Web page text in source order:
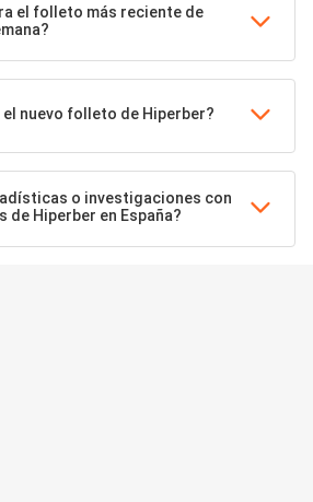
el folleto más reciente de
el nuevo folleto de Hiperber?
o investigaciones con
Hiperber en España?